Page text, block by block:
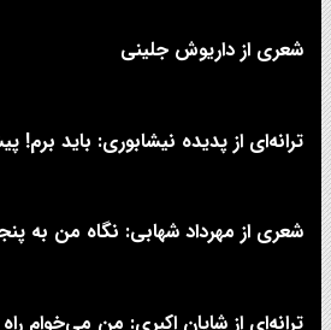
شعری از داریوش جلینی
ترانه‌ای از پدیده نیشابوری: باید برم!
شعری از مهرداد شهابی: نگاه من به
ترانه‌ای از شایان اکبری: من می‌خوام